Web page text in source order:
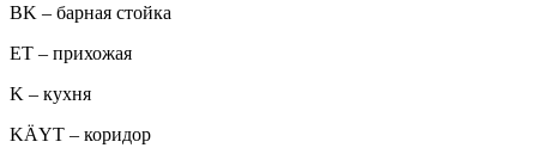
BK – барная стойка
ET – прихожая
K – кухня
KÄYT – коридор